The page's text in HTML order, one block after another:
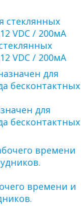
VDC / 200мА
для
бесконтактных
времени и